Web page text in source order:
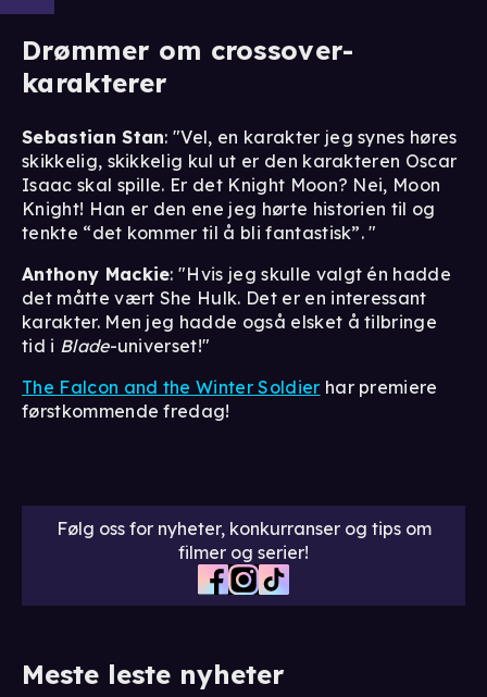
Drømmer om crossover-
karakterer
Sebastian Stan: "Vel, en karakter jeg synes høres
skikkelig, skikkelig kul ut er den karakteren Oscar
Isaac skal spille. Er det Knight Moon? Nei, Moon
Knight! Han er den ene jeg hørte historien til og
tenkte “det kommer til å bli fantastisk”. "
Anthony Mackie: "Hvis jeg skulle valgt én hadde
det måtte vært She Hulk. Det er en interessant
karakter. Men jeg hadde også elsket å tilbringe
tid i Blade-universet!"
The Falcon and the Winter Soldier har premiere
førstkommende fredag!
Følg oss for nyheter, konkurranser og tips om
filmer og serier!
Meste leste nyheter